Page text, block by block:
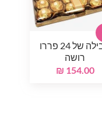
חבילה של 24 פררו
רושה
154.00 ₪